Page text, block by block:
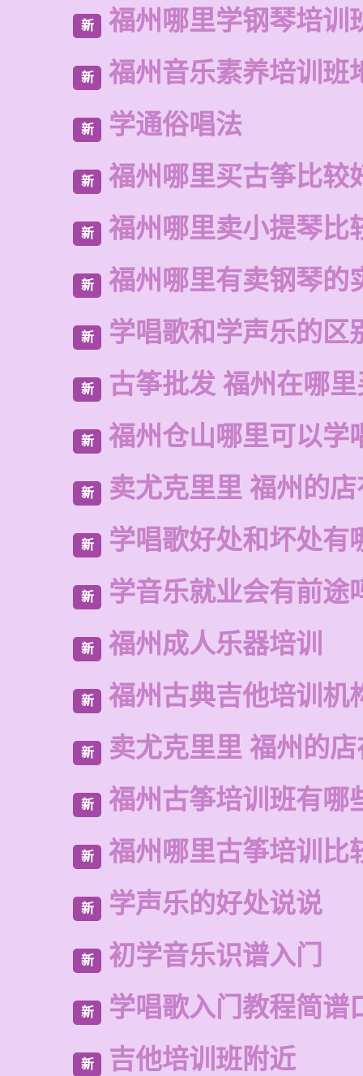
新 福州哪里学钢琴培训
新 福州音乐素养培训班
新 学通俗唱法
新 福州哪里买古筝比较
新 福州哪里卖小提琴比
新 福州哪里有卖钢琴的
新 学唱歌和学声乐的区
新 古筝批发 福州在哪
新 福州仓山哪里可以学
新 卖尤克里里 福州的
新 学唱歌好处和坏处有
新 学音乐就业会有前途
新 福州成人乐器培训
新 福州古典吉他培训机
新 卖尤克里里 福州的
新 福州古筝培训班有哪
新 福州哪里古筝培训比
新 学声乐的好处说说
新 初学音乐识谱入门
新 学唱歌入门教程简谱
新 吉他培训班附近